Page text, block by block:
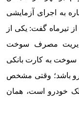
به اجرای آزمایشی
تیرماه گفت: یکی از
مصرف سوخت
سوخت به کارت بانکی
باشد؛ وقتی مشخص
خودرو است، همان